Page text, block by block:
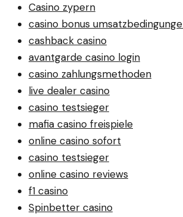
Casino zypern
casino bonus
cashback casino
avantgarde casino login
casino zahlungsmethoden
live dealer casino
casino testsieger
mafia casino freispiele
online casino sofort
casino testsieger
online casino reviews
f1 casino
Spinbetter casino